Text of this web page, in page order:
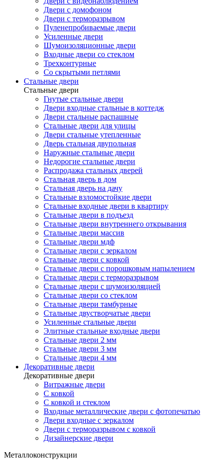
Двери с домофоном
Двери с терморазрывом
Пуленепробиваемые двери
Усиленные двери
Шумоизоляционные двери
Входные двери со стеклом
Трехконтурные
Со скрытыми петлями
Стальные двери
Стальные двери
Гнутые стальные двери
Двери входные стальные в коттедж
Двери стальные распашные
Стальные двери для улицы
Двери стальные утепленные
Дверь стальная двупольная
Наружные стальные двери
Недорогие стальные двери
Распродажа стальных дверей
Стальная дверь в дом
Стальная дверь на дачу
Стальные взломостойкие двери
Стальные входные двери в квартиру
Стальные двери в подъезд
Стальные двери внутреннего открывания
Стальные двери массив
Стальные двери мдф
Стальные двери с зеркалом
Стальные двери с ковкой
Стальные двери с порошковым напылением
Стальные двери с терморазрывом
Стальные двери с шумоизоляцией
Стальные двери со стеклом
Стальные двери тамбурные
Стальные двустворчатые двери
Усиленные стальные двери
Элитные стальные входные двери
Стальные двери 2 мм
Стальные двери 3 мм
Стальные двери 4 мм
Декоративные двери
Декоративные двери
Витражные двери
С ковкой
С ковкой и стеклом
Входные металлические двери с фотопечатью
Двери входные с зеркалом
Двери с терморазрывом с ковкой
Дизайнерские двери
Металлоконструкции